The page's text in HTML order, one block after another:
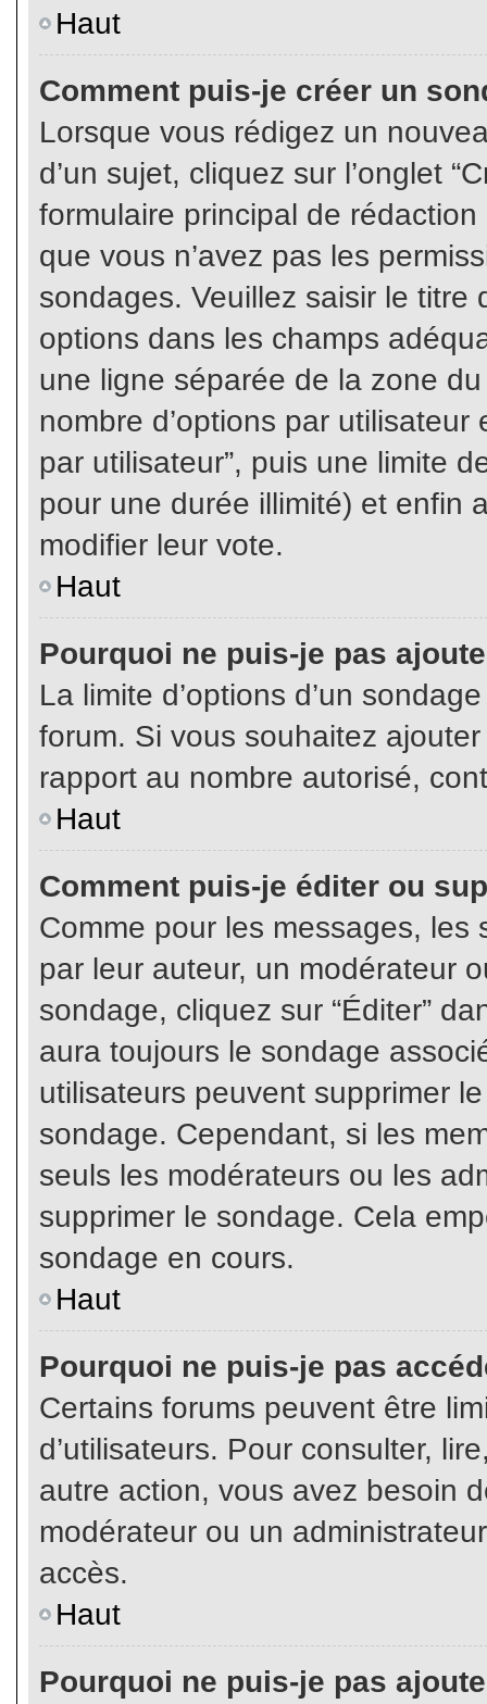
Haut
Comment puis-je créer un
Lorsque vous rédigez un
d’un sujet, cliquez sur l’onglet
formulaire principal de
que vous n’avez pas les
sondages. Veuillez saisir le
options dans les champs
une ligne séparée de la zone
nombre d’options par
par utilisateur”, puis une limite
pour une durée illimité) et enfin
modifier leur vote.
Haut
Pourquoi ne puis-je pas
La limite d’options d’un
forum. Si vous souhaitez
rapport au nombre autorisé,
Haut
Comment puis-je éditer ou
Comme pour les messages,
par leur auteur, un modérateur
sondage, cliquez sur “Éditer”
aura toujours le sondage
utilisateurs peuvent supprimer
sondage. Cependant, si les
seuls les modérateurs ou les
supprimer le sondage. Cela
sondage en cours.
Haut
Pourquoi ne puis-je pas
Certains forums peuvent être
d’utilisateurs. Pour consulter,
autre action, vous avez besoin
modérateur ou un
accès.
Haut
Pourquoi ne puis-je pas